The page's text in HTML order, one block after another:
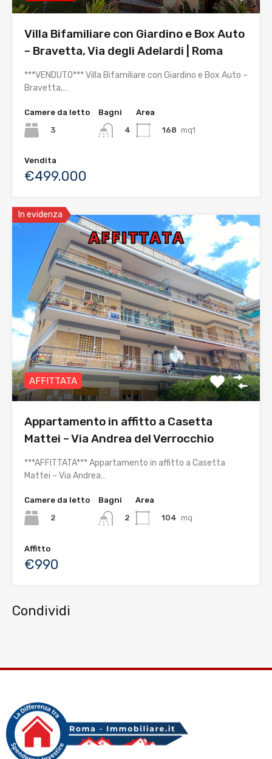
Villa Bifamiliare con Giardino e Box Auto
– Bravetta, Via degli Adelardi | Roma
***VENDUTO*** Villa Bifamiliare con Giardino e Box Auto –
Bravetta,…
Camere da letto
3
Bagni
4
Area
168 mq1
Vendita
€499.000
In evidenza
AFFITTATA
Appartamento in affitto a Casetta
Mattei – Via Andrea del Verrocchio
***AFFITTATA*** Appartamento in affitto a Casetta
Mattei – Via Andrea…
Camere da letto
2
Bagni
2
Area
104 mq
Affitto
€990
Condividi